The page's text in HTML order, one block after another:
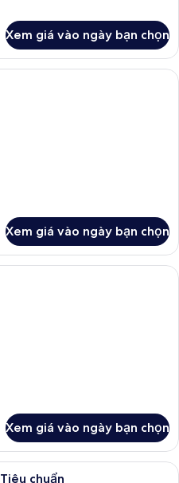
Xem giá vào ngày bạn chọn
Phòng đôi | Bộ đồ giường kháng dị
Xem giá vào ngày bạn chọn
Phòng đôi, quang cảnh biển | Bộ
Xem giá vào ngày bạn chọn
Phòng đôi hoặc 2 giường đơn Tiêu
chuẩn